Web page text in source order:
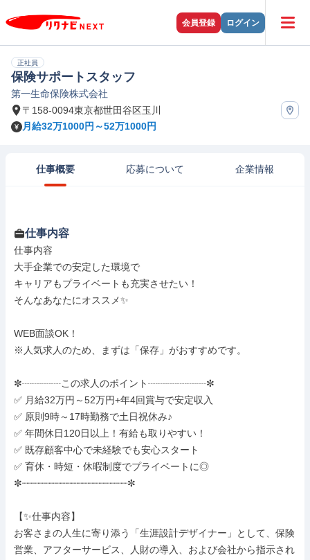
会員登録 ログイン
正社員
保険サポートスタッフ
第一生命保険株式会社
〒158-0094東京都世田谷区玉川
月給32万1000円～52万1000円
仕事概要 応募について 企業情報
仕事内容
仕事内容
大手企業での安定した環境で
キャリアもプライベートも充実させたい！
そんなあなたにオススメ✨
WEB面談OK！
※人気求人のため、まずは「保存」がおすすめです。
✼┈┈┈┈この求人のポイント┈┈┈┈┈┈✼
✅ 月給32万円～52万円+年4回賞与で安定収入
✅ 原則9時～17時勤務で土日祝休み♪
✅ 年間休日120日以上！有給も取りやすい！
✅ 既存顧客中心で未経験でも安心スタート
✅ 育休・時短・休暇制度でプライベートに◎
✼┈┈┈┈┈┈┈┈┈┈┈┈┈┈┈┈┈┈┈✼
【✨仕事内容】
お客さまの人生に寄り添う「生涯設計デザイナー」として、保険
営業、アフターサービス、人財の導入、および会社から指示され